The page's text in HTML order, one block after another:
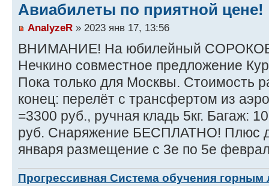
Авиабилеты по приятной цене!
AnalyzeR » 2023 янв 17, 13:56
ВНИМАНИЕ! На юбилейный
Нечкино совместное предложение
Пока только для Москвы. Стоимость
конец: перелёт с трансфертом из
=3300 руб., ручная кладь 5кг. Багаж:
руб. Снаряжение БЕСПЛАТНО! Плюс
января размещение с 3е по 5е
Прогрессивная Система обучения